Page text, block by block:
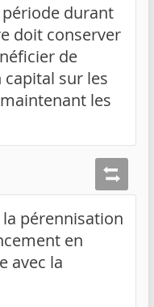
période durant
doit conserver
de
capital sur les
les
la pérennisation
en
avec la